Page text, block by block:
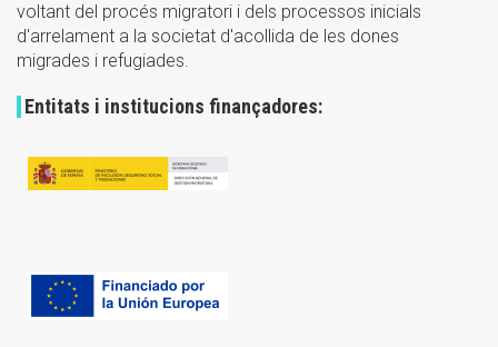
voltant del procés migratori i dels processos inicials
d'arrelament a la societat d'acollida de les dones
migrades i refugiades.
Entitats i institucions finançadores: